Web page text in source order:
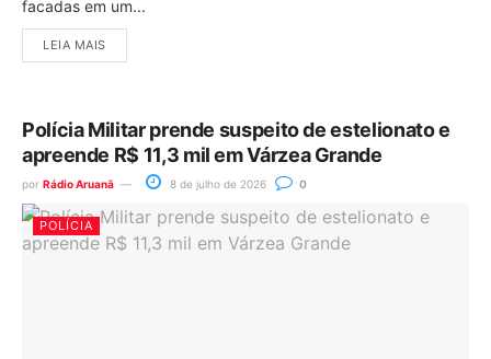
facadas em um...
LEIA MAIS
Polícia Militar prende suspeito de estelionato e
apreende R$ 11,3 mil em Várzea Grande
por Rádio Aruanã 8 de julho de 2026 0
POLÍCIA